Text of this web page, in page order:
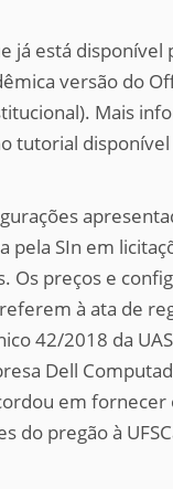
já está disponível
versão do
Mais
tutorial disponível
pela SIn em
Os preços e
à ata de
42/2018 da
Dell
em fornecer
do pregão à